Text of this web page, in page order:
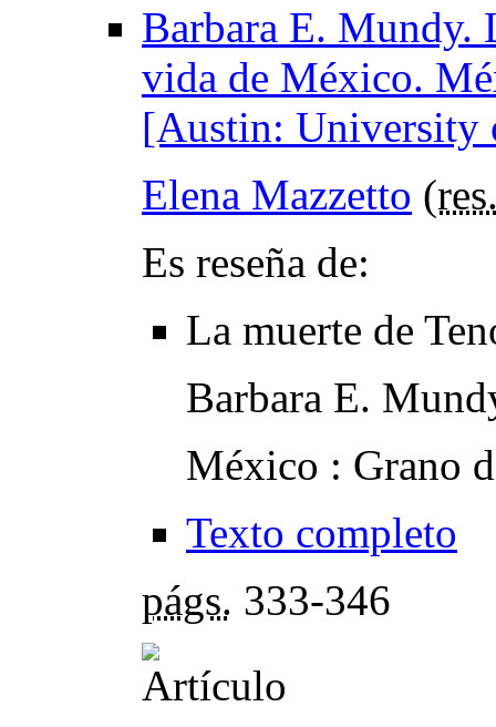
Barbara E. Mundy.
vida de México.
[Austin: University
Elena Mazzetto (
Es reseña de:
La muerte de
Barbara E.
México : Grano
Texto completo
págs. 333-346